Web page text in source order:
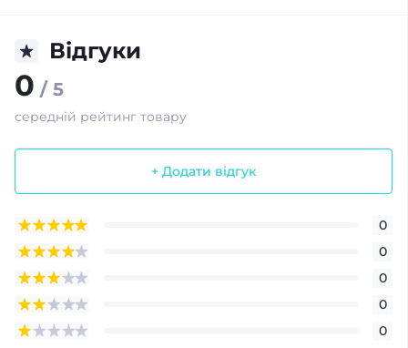
Відгуки
0 / 5
середній рейтинг товару
+ Додати відгук
0
0
0
0
0